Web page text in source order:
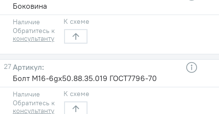
Боковина
Наличие
Обратитесь к
консультанту
К схеме
27
Болт М16-6gх50.88.35.019 ГОСТ7796-70
Наличие
Обратитесь к
консультанту
К схеме